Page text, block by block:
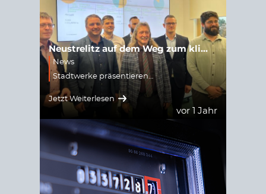
Neustrelitz auf dem Weg zum klimafreundlichen Wärmenetz
News
Stadtwerke präsentieren…
Jetzt Weiterlesen
vor 1 Jahr